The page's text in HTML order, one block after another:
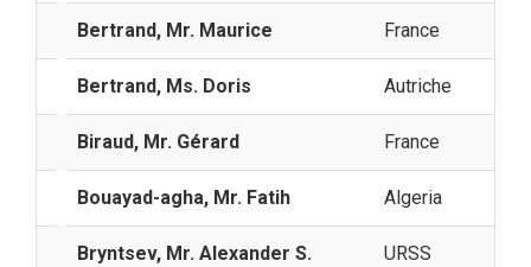
Bertrand, Mr. Maurice France
Bertrand, Ms. Doris Autriche
Biraud, Mr. Gérard France
Bouayad-agha, Mr. Fatih Algeria
Bryntsev, Mr. Аlexander S. URSS